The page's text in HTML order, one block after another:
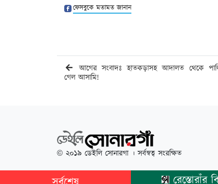
ফেসবুকে মতামত জানান
আগের সংবাদঃ হাতকড়াসহ আদালত থেকে
গেল আসামি!
© ২০১৯ ডেইলি সোনারগা । সর্বস্বত্ব সংরক্ষিত
রেস্তোরাঁর